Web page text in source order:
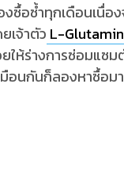
งซื้อซ้ำทุกเดือนเนื่
เจ้าตัว L-
ให้ร่างการซ่อมแ
อนกันก็ลองหาซื้อม